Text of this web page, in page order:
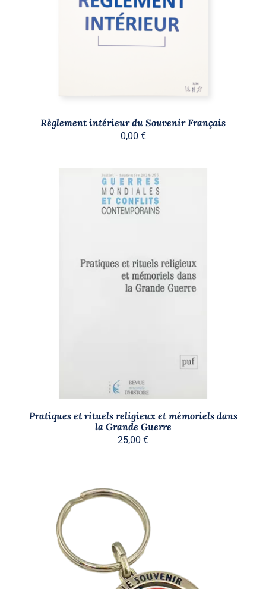
Règlement intérieur du Souvenir Français
0,00 €
AJOUTER AU PANIER
/
Pratiques et rituels religieux et mémoriels dans
la Grande Guerre
25,00 €
AJOUTER AU PANIER
/